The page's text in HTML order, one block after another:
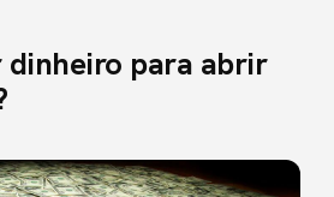
dinheiro para abrir